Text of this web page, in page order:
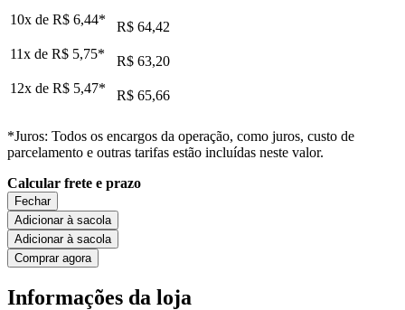
10x de R$ 6,44*
R$ 64,42
11x de R$ 5,75*
R$ 63,20
12x de R$ 5,47* R$ 65,66
*Juros: Todos os encargos da operação, como juros, custo de
parcelamento e outras tarifas estão incluídas neste valor.
Calcular frete e prazo
Fechar
Adicionar à sacola
Adicionar à sacola
Comprar agora
Informações da loja